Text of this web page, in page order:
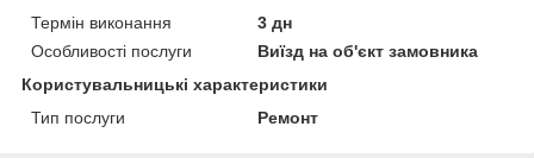
Термін виконання
3 дн
Особливості послуги
Виїзд на об'єкт замовника
Користувальницькі характеристики
Тип послуги
Ремонт